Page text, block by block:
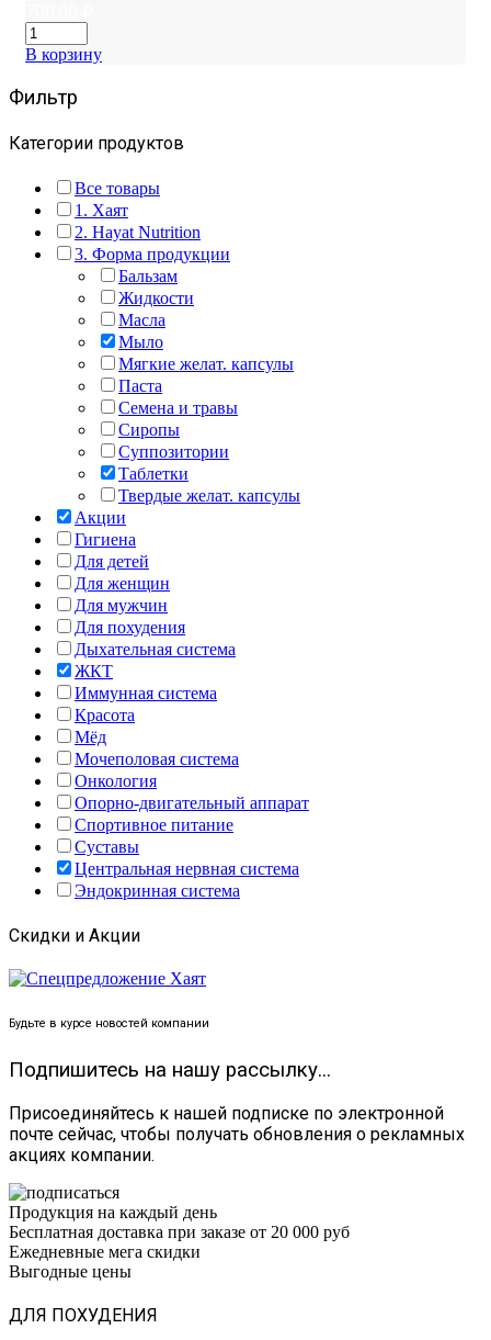
В корзину
Фильтр
Категории продуктов
Все товары
1. Хаят
2. Hayat Nutrition
3. Форма продукции
Бальзам
Жидкости
Масла
Мыло
Мягкие желат. капсулы
Паста
Семена и травы
Сиропы
Суппозитории
Таблетки
Твердые желат. капсулы
Акции
Гигиена
Для детей
Для женщин
Для мужчин
Для похудения
Дыхательная система
ЖКТ
Иммунная система
Красота
Мёд
Мочеполовая система
Онкология
Опорно-двигательный аппарат
Спортивное питание
Суставы
Центральная нервная система
Эндокринная система
Скидки и Акции
Будьте в курсе новостей компании
Подпишитесь на нашу рассылку...
Присоединяйтесь к нашей подписке по электронной
почте сейчас, чтобы получать обновления о рекламных
акциях компании.
Продукция на каждый день
Бесплатная доставка при заказе от 20 000 руб
Ежедневные мега скидки
Выгодные цены
ДЛЯ ПОХУДЕНИЯ